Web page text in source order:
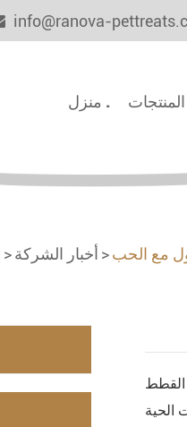
info@ranova-
منزل . المنتجات
أخبار الشركة مع الحب
القطط
الحية